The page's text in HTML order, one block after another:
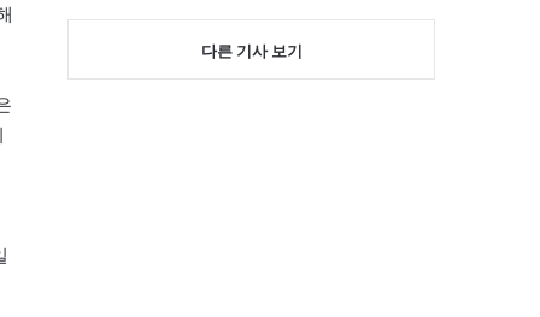
다른 기사 보기